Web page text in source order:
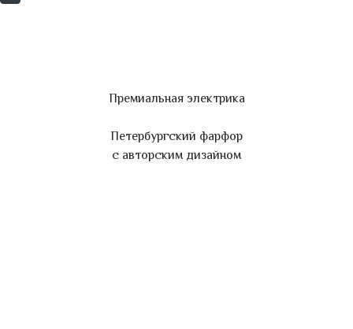
Премиальная электрика
Петербургский фарфор
с авторским дизайном